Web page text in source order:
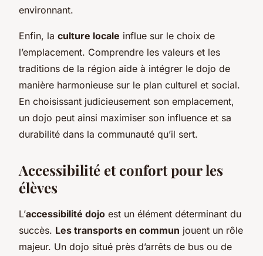
environnant.
Enfin, la culture locale influe sur le choix de
l’emplacement. Comprendre les valeurs et les
traditions de la région aide à intégrer le dojo de
manière harmonieuse sur le plan culturel et social.
En choisissant judicieusement son emplacement,
un dojo peut ainsi maximiser son influence et sa
durabilité dans la communauté qu’il sert.
Accessibilité et confort pour les
élèves
L’accessibilité dojo est un élément déterminant du
succès. Les transports en commun jouent un rôle
majeur. Un dojo situé près d’arrêts de bus ou de